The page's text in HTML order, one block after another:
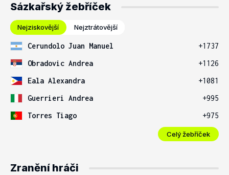
Sázkařský žebříček
Nejziskovější Nejztrátovější
Cerundolo Juan Manuel
+1737
Obradovic Andrea
+1126
Eala Alexandra
+1081
Guerrieri Andrea
+995
Torres Tiago
+975
Celý žebříček
Zranění hráči